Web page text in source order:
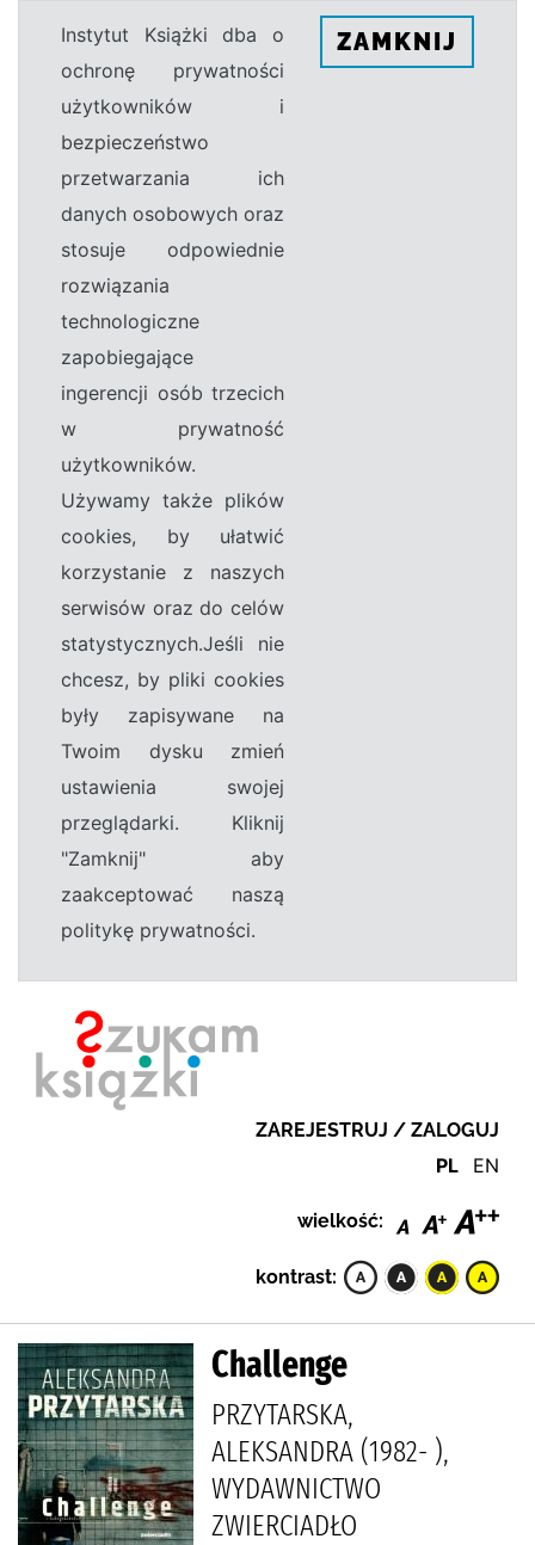
Instytut Książki dba o
ochronę prywatności
użytkowników i
bezpieczeństwo
przetwarzania ich
danych osobowych oraz
stosuje odpowiednie
rozwiązania
technologiczne
zapobiegające
ingerencji osób trzecich
w prywatność
użytkowników.
Używamy także plików
cookies, by ułatwić
korzystanie z naszych
serwisów oraz do celów
statystycznych.Jeśli nie
chcesz, by pliki cookies
były zapisywane na
Twoim dysku zmień
ustawienia swojej
przeglądarki. Kliknij
"Zamknij" aby
zaakceptować naszą
politykę prywatności.
ZAMKNIJ
ZAREJESTRUJ / ZALOGUJ
PL EN
wielkość:
kontrast:
Challenge
PRZYTARSKA,
ALEKSANDRA (1982- ),
WYDAWNICTWO
ZWIERCIADŁO